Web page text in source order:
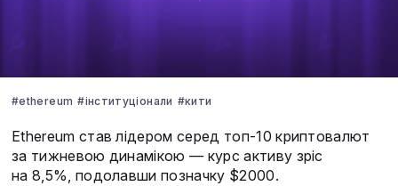
#ethereum #інституціонали #кити
Ethereum став лідером серед топ-10 криптовалют
за тижневою динамікою — курс активу зріс
на 8,5%, подолавши позначку $2000.